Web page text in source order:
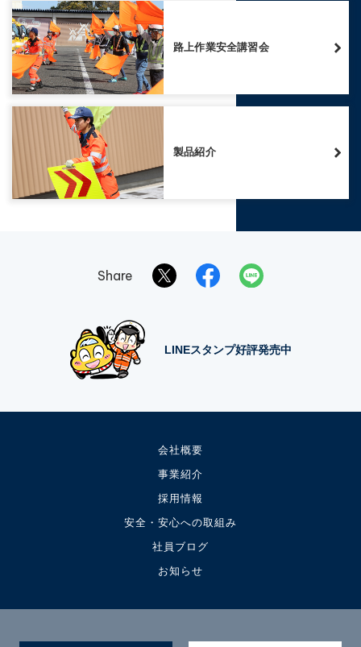
路上作業安全講習会
製品紹介
Share
LINEスタンプ好評発売中
会社概要
事業紹介
採用情報
安全・安心への取組み
社員ブログ
お知らせ